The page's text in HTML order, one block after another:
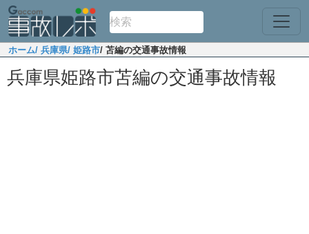
ホーム/ 兵庫県/ 姫路市/ 苫編の交通事故情報
兵庫県姫路市苫編の交通事故情報